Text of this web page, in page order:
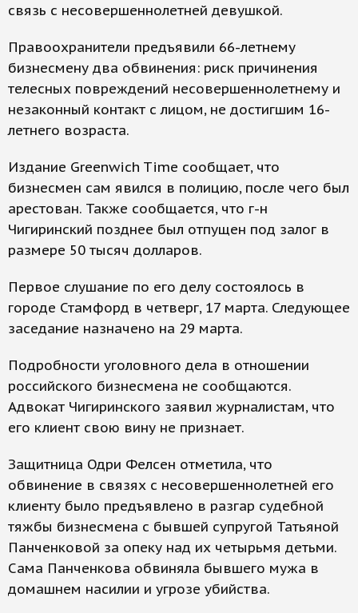
связь с несовершеннолетней девушкой.
Правоохранители предъявили 66-летнему
бизнесмену два обвинения: риск причинения
телесных повреждений несовершеннолетнему и
незаконный контакт с лицом, не достигшим 16-
летнего возраста.
Издание Greenwich Time сообщает, что
бизнесмен сам явился в полицию, после чего был
арестован. Также сообщается, что г-н
Чигиринский позднее был отпущен под залог в
размере 50 тысяч долларов.
Первое слушание по его делу состоялось в
городе Стамфорд в четверг, 17 марта. Следующее
заседание назначено на 29 марта.
Подробности уголовного дела в отношении
российского бизнесмена не сообщаются.
Адвокат Чигиринского заявил журналистам, что
его клиент свою вину не признает.
Защитница Одри Фелсен отметила, что
обвинение в связях с несовершеннолетней его
клиенту было предъявлено в разгар судебной
тяжбы бизнесмена с бывшей супругой Татьяной
Панченковой за опеку над их четырьмя детьми.
Сама Панченкова обвиняла бывшего мужа в
домашнем насилии и угрозе убийства.